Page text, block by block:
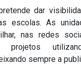
dar
escolas. As
nas redes
projetos
sempre a